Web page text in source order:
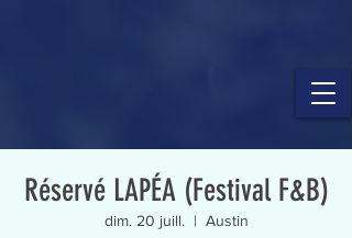
Réservé LAPÉA (Festival F&B)
dim. 20 juill.
  |
Austin